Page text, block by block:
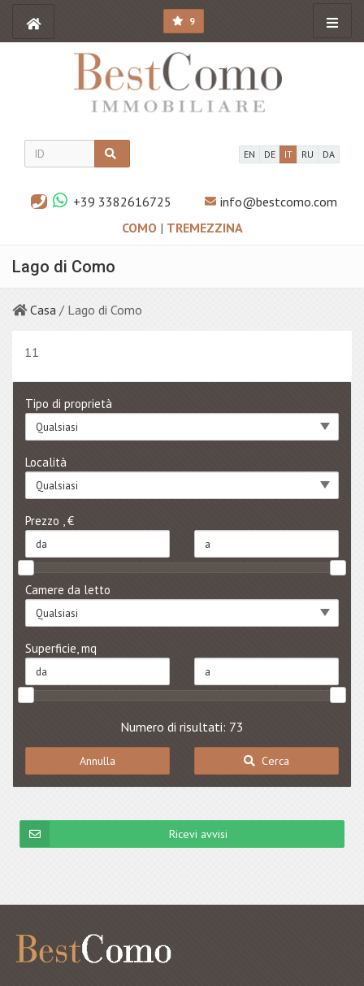
9
EN DE IT RU DA
+39 3382616725
info@bestcomo.com
COMO | TREMEZZINA
Lago di Como
Casa / Lago di Como
11
Tipo di proprietà
Qualsiasi
Località
Qualsiasi
Prezzo , €
Camere da letto
Qualsiasi
Superficie, mq
Numero di risultati: 73
Annulla Cerca
Ricevi avvisi